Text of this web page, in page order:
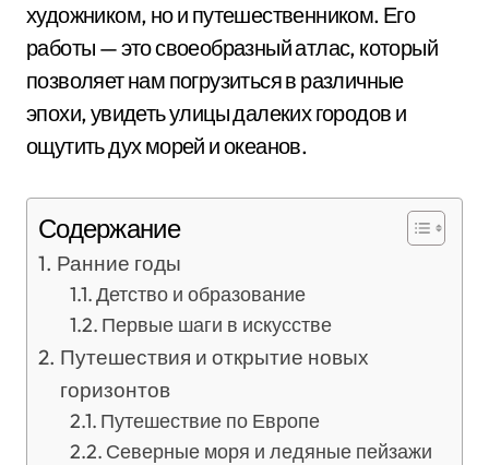
художником, но и путешественником. Его
работы — это своеобразный атлас, который
позволяет нам погрузиться в различные
эпохи, увидеть улицы далеких городов и
ощутить дух морей и океанов.
Содержание
Ранние годы
Детство и образование
Первые шаги в искусстве
Путешествия и открытие новых
горизонтов
Путешествие по Европе
Северные моря и ледяные пейзажи